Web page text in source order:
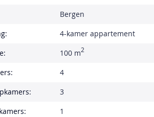
Bergen
4-kamer appartement
100 m2
4
3
1